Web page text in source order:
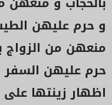
و حرم عليهن
منعهن من
حرم عليهن السفر
اظهار زينتها